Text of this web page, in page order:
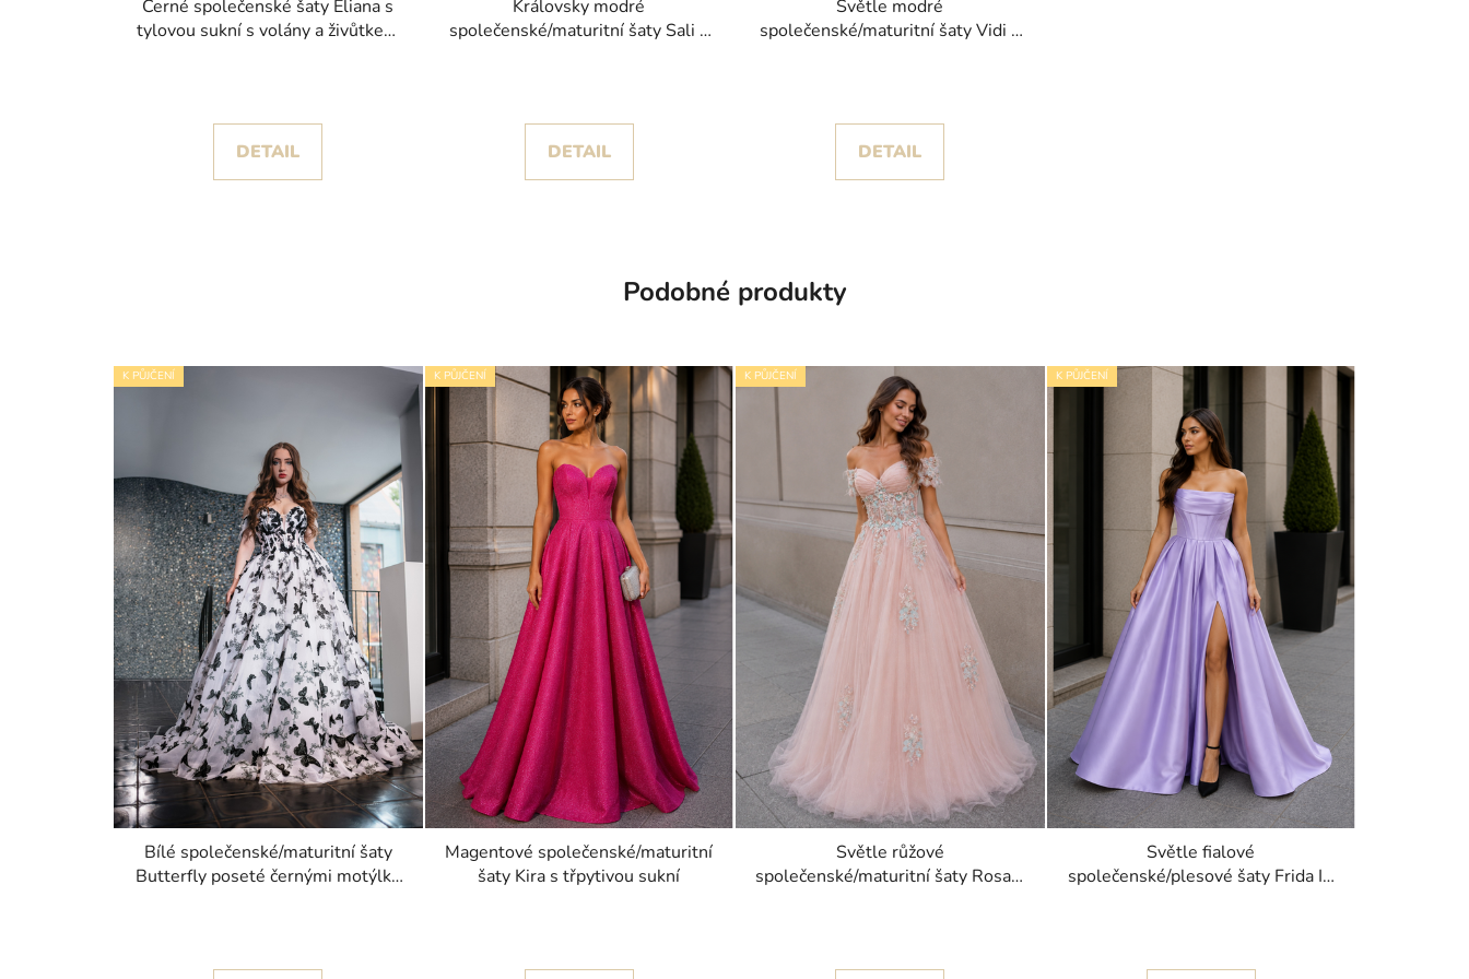
Černé společenské šaty Eliana s
tylovou sukní s volány a živůtkem
DETAIL
Královsky modré
společenské/maturitní šaty Sali s
DETAIL
Světle modré
společenské/maturitní šaty Vidi s
DETAIL
Podobné produkty
K PŮJČENÍ
Bílé společenské/maturitní šaty
Butterfly poseté černými motýlky
K PŮJČENÍ
Magentové společenské/maturitní
šaty Kira s třpytivou sukní
K PŮJČENÍ
Světle růžové
společenské/maturitní šaty Rosa s
K PŮJČENÍ
Světle fialové
společenské/plesové šaty Frida IV